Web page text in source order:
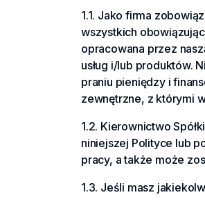
1.1. Jako firma
wszystkich
opracowana przez
usług i/lub produktów.
praniu pieniędzy i
zewnętrzne, z którymi
1.2. Kierownictwo
niniejszej Polityce lub
pracy, a także może
1.3. Jeśli masz